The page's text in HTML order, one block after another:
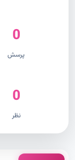
0
پرسش
0
نظر